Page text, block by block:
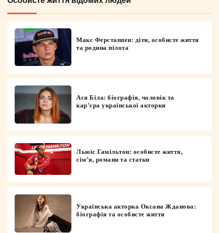
Макс Ферстаппен: діти, особисте життя
та родина пілота
Ася Біла: біографія, чоловік та
кар’єра української акторки
Льюїс Гамільтон: особисте життя,
сім’я, романи та статки
Українська акторка Оксана Жданова:
біографія та особисте життя